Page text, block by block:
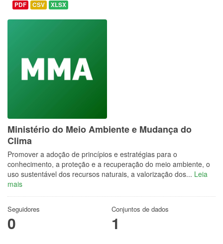
PDF CSV XLSX
Ministério do Meio Ambiente e Mudança do
Clima
Promover a adoção de princípios e estratégias para o
conhecimento, a proteção e a recuperação do meio ambiente, o
uso sustentável dos recursos naturais, a valorização dos... Leia
mais
Seguidores
0
Conjuntos de dados
1